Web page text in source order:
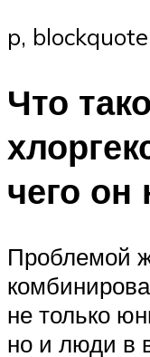
p,
Что
чего он
Проблемой
не только
но и люди в